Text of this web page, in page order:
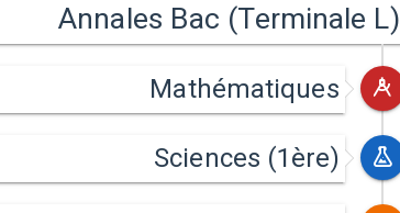
Annales Bac (Terminale L)
Mathématiques
Sciences (1ère)